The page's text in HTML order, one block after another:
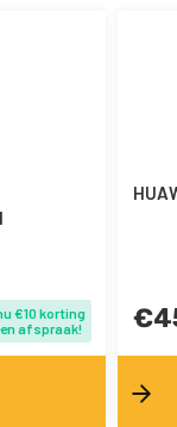
€10 korting
afspraak!